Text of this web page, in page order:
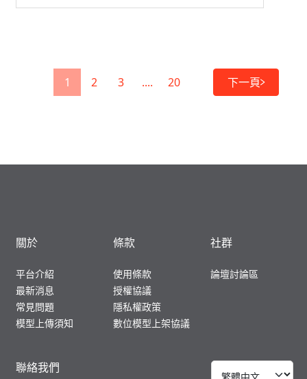
1 2 3 .... 20 下一頁
關於
平台介紹
最新消息
常見問題
模型上傳須知
條款
使用條款
授權協議
隱私權政策
數位模型上架協議
社群
論壇討論區
聯絡我們